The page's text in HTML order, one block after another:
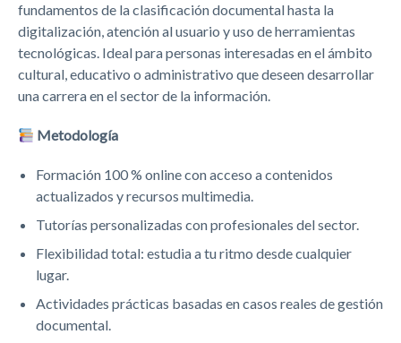
fundamentos de la clasificación documental hasta la
digitalización, atención al usuario y uso de herramientas
tecnológicas. Ideal para personas interesadas en el ámbito
cultural, educativo o administrativo que deseen desarrollar
una carrera en el sector de la información.
Metodología
Formación 100 % online con acceso a contenidos
actualizados y recursos multimedia.
Tutorías personalizadas con profesionales del sector.
Flexibilidad total: estudia a tu ritmo desde cualquier
lugar.
Actividades prácticas basadas en casos reales de gestión
documental.